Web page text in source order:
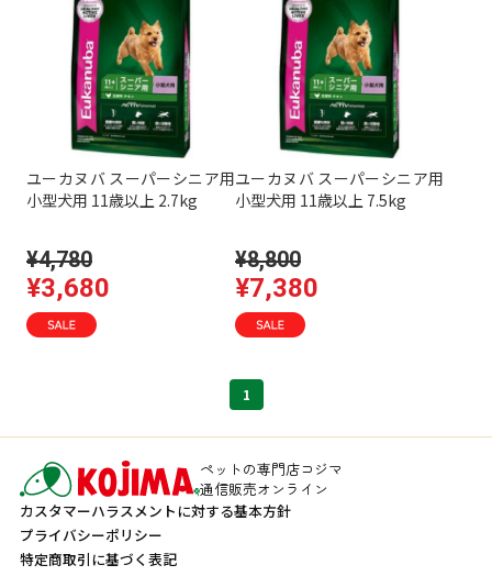
ユーカヌバ スーパーシニア用
小型犬用 11歳以上 2.7kg
¥4,780
¥3,680
ユーカヌバ スーパーシニア用
小型犬用 11歳以上 7.5kg
¥8,800
¥7,380
1
ペットの専門店コジマ
通信販売オンライン
カスタマーハラスメントに対する基本方針
プライバシーポリシー
特定商取引に基づく表記